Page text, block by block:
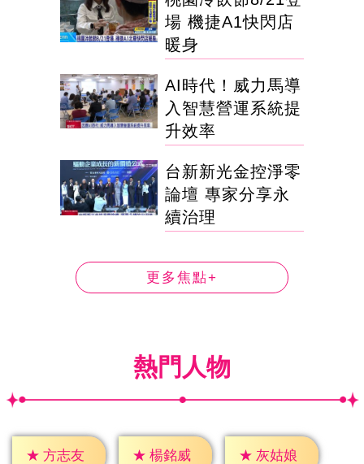
場 機捷A1快閃店
暖身
AI時代！威力馬導
入智慧營運系統提
升效率
台新新光金控淨零
論壇 專家分享永
續治理
更多焦點+
熱門人物
★ 方志友 ★ 楊銘威 ★ 灰姑娘